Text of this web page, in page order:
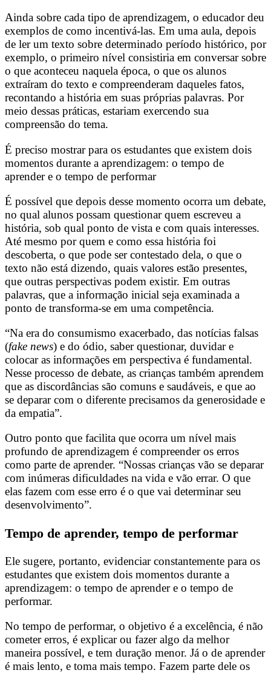
Ainda sobre cada tipo de aprendizagem, o educador deu
exemplos de como incentivá-las. Em uma aula, depois
de ler um texto sobre determinado período histórico, por
exemplo, o primeiro nível consistiria em conversar sobre
o que aconteceu naquela época, o que os alunos
extraíram do texto e compreenderam daqueles fatos,
recontando a história em suas próprias palavras. Por
meio dessas práticas, estariam exercendo sua
compreensão do tema.
É preciso mostrar para os estudantes que existem dois
momentos durante a aprendizagem: o tempo de
aprender e o tempo de performar
É possível que depois desse momento ocorra um debate,
no qual alunos possam questionar quem escreveu a
história, sob qual ponto de vista e com quais interesses.
Até mesmo por quem e como essa história foi
descoberta, o que pode ser contestado dela, o que o
texto não está dizendo, quais valores estão presentes,
que outras perspectivas podem existir. Em outras
palavras, que a informação inicial seja examinada a
ponto de transforma-se em uma competência.
“Na era do consumismo exacerbado, das notícias falsas
(fake news) e do ódio, saber questionar, duvidar e
colocar as informações em perspectiva é fundamental.
Nesse processo de debate, as crianças também aprendem
que as discordâncias são comuns e saudáveis, e que ao
se deparar com o diferente precisamos da generosidade e
da empatia”.
Outro ponto que facilita que ocorra um nível mais
profundo de aprendizagem é compreender os erros
como parte de aprender. “Nossas crianças vão se deparar
com inúmeras dificuldades na vida e vão errar. O que
elas fazem com esse erro é o que vai determinar seu
desenvolvimento”.
Tempo de aprender, tempo de performar
Ele sugere, portanto, evidenciar constantemente para os
estudantes que existem dois momentos durante a
aprendizagem: o tempo de aprender e o tempo de
performar.
No tempo de performar, o objetivo é a excelência, é não
cometer erros, é explicar ou fazer algo da melhor
maneira possível, e tem duração menor. Já o de aprender
é mais lento, e toma mais tempo. Fazem parte dele os